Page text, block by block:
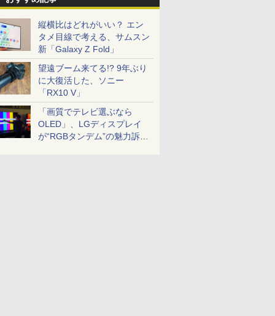
縦横比はどれがいい？ エン
タメ目線で考える、サムスン
新「Galaxy Z Fold」
望遠ブーム来てる!? 9年ぶり
に大復活した、ソニー
「RX10 V」
「画質でテレビ選ぶなら
OLED」、LGディスプレイ
が“RGBタンデム”の魅力訴